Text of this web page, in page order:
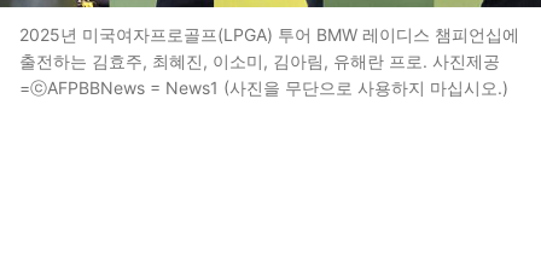
2025년 미국여자프로골프(LPGA) 투어 BMW 레이디스 챔피언십에
출전하는 김효주, 최혜진, 이소미, 김아림, 유해란 프로. 사진제공
=ⓒAFPBBNews = News1 (사진을 무단으로 사용하지 마십시오.)